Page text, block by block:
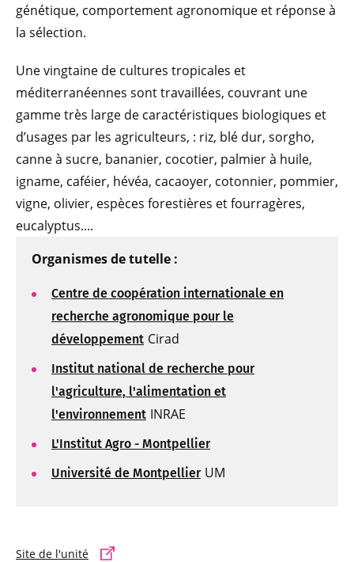
Site de l'unité
génétique, comportement agronomique et réponse à
la sélection.
Une vingtaine de cultures tropicales et
méditerranéennes sont travaillées, couvrant une
gamme très large de caractéristiques biologiques et
d’usages par les agriculteurs, : riz, blé dur, sorgho,
canne à sucre, bananier, cocotier, palmier à huile,
igname, caféier, hévéa, cacaoyer, cotonnier, pommier,
vigne, olivier, espèces forestières et fourragères,
eucalyptus....
Organismes de tutelle :
Centre de coopération internationale en
recherche agronomique pour le
développement Cirad
Institut national de recherche pour
l'agriculture, l'alimentation et
l'environnement INRAE
L'Institut Agro - Montpellier
Université de Montpellier UM